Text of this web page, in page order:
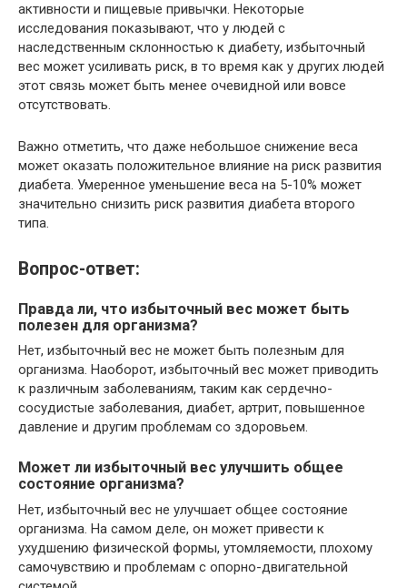
активности и пищевые привычки. Некоторые
исследования показывают, что у людей с
наследственным склонностью к диабету, избыточный
вес может усиливать риск, в то время как у других людей
этот связь может быть менее очевидной или вовсе
отсутствовать.
Важно отметить, что даже небольшое снижение веса
может оказать положительное влияние на риск развития
диабета. Умеренное уменьшение веса на 5-10% может
значительно снизить риск развития диабета второго
типа.
Вопрос-ответ:
Правда ли, что избыточный вес может быть
полезен для организма?
Нет, избыточный вес не может быть полезным для
организма. Наоборот, избыточный вес может приводить
к различным заболеваниям, таким как сердечно-
сосудистые заболевания, диабет, артрит, повышенное
давление и другим проблемам со здоровьем.
Может ли избыточный вес улучшить общее
состояние организма?
Нет, избыточный вес не улучшает общее состояние
организма. На самом деле, он может привести к
ухудшению физической формы, утомляемости, плохому
самочувствию и проблемам с опорно-двигательной